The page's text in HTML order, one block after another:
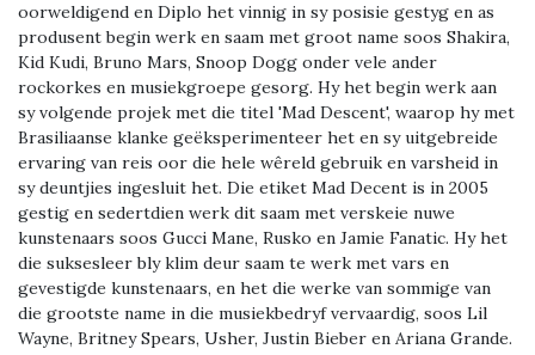
oorweldigend en Diplo het vinnig in sy posisie gestyg en as
produsent begin werk en saam met groot name soos Shakira,
Kid Kudi, Bruno Mars, Snoop Dogg onder vele ander
rockorkes en musiekgroepe gesorg. Hy het begin werk aan
sy volgende projek met die titel 'Mad Descent', waarop hy met
Brasiliaanse klanke geëksperimenteer het en sy uitgebreide
ervaring van reis oor die hele wêreld gebruik en varsheid in
sy deuntjies ingesluit het. Die etiket Mad Decent is in 2005
gestig en sedertdien werk dit saam met verskeie nuwe
kunstenaars soos Gucci Mane, Rusko en Jamie Fanatic. Hy het
die suksesleer bly klim deur saam te werk met vars en
gevestigde kunstenaars, en het die werke van sommige van
die grootste name in die musiekbedryf vervaardig, soos Lil
Wayne, Britney Spears, Usher, Justin Bieber en Ariana Grande.